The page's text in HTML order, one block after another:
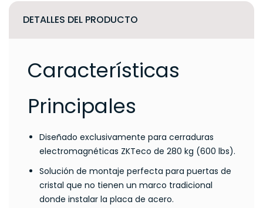
DETALLES DEL PRODUCTO
Características
Principales
Diseñado exclusivamente para cerraduras
electromagnéticas ZKTeco de 280 kg (600 lbs).
Solución de montaje perfecta para puertas de
cristal que no tienen un marco tradicional
donde instalar la placa de acero.